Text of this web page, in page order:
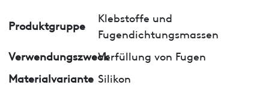
Produktgruppe
Klebstoffe und
Fugendichtungsmassen
VerwendungszweckVerfüllung von Fugen
Materialvariante Silikon